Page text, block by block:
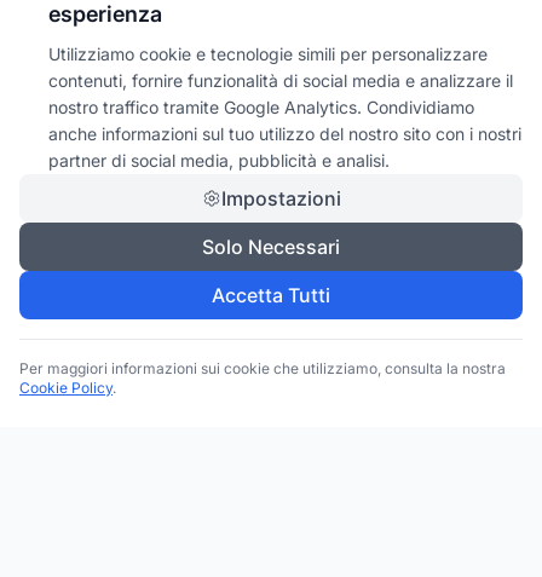
esperienza
Utilizziamo cookie e tecnologie simili per personalizzare
contenuti, fornire funzionalità di social media e analizzare il
nostro traffico tramite Google Analytics. Condividiamo
anche informazioni sul tuo utilizzo del nostro sito con i nostri
partner di social media, pubblicità e analisi.
Impostazioni
Solo Necessari
Accetta Tutti
Per maggiori informazioni sui cookie che utilizziamo, consulta la nostra
Cookie Policy.